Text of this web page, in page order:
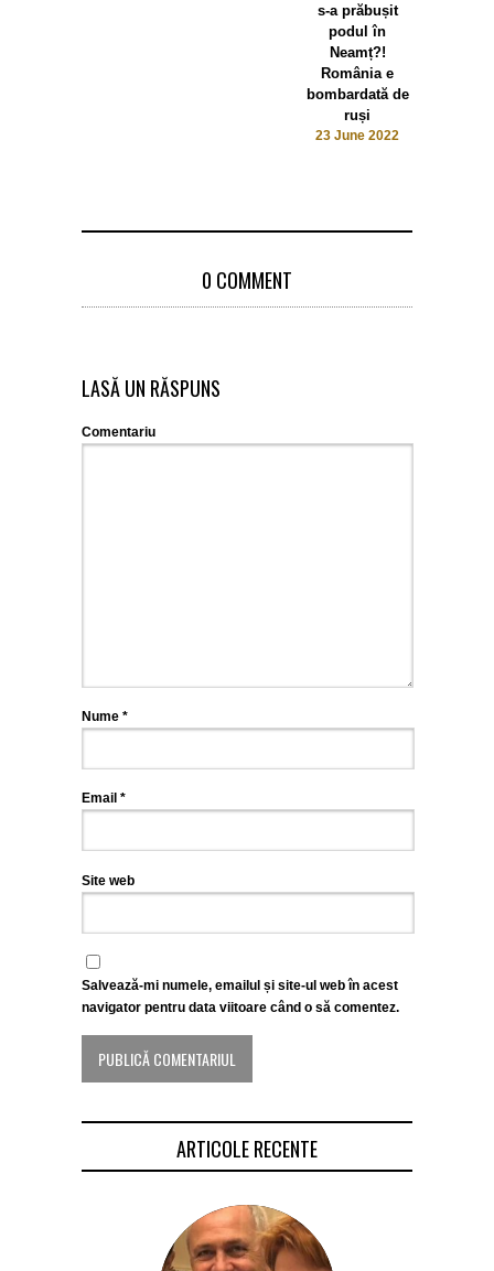
s-a prăbușit
podul în
Neamț?!
România e
bombardată de
ruși
23 June 2022
0 COMMENT
LASĂ UN RĂSPUNS
Comentariu
Nume *
Email *
Site web
Salvează-mi numele, emailul și site-ul web în acest
navigator pentru data viitoare când o să comentez.
ARTICOLE RECENTE